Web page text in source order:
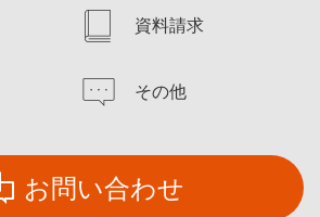
資料請求
その他
お問い合わせ